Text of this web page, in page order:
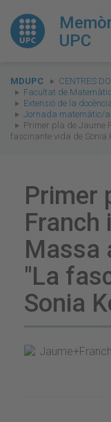
UPC
You
are
here:
MDUPC
CENTRES
Facultat de
Extensió de la
Jornada matemàtic/a
Primer pla de Jaume
fascinante vida de Sonia
Primer
Franch
Massa
"La
Sonia